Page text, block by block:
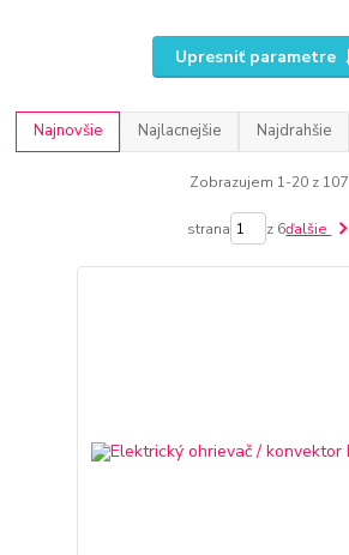
Upresniť parametre
Najnovšie Najlacnejšie Najdrahšie
Zobrazujem 1-20 z 107
strana z 6ďalšie